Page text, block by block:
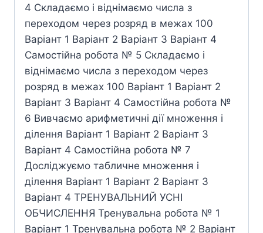
4 Складаємо і віднімаємо числа з
переходом через розряд в межах 100
Варіант 1 Варіант 2 Варіант 3 Варіант 4
Самостійна робота № 5 Складаємо і
віднімаємо числа з переходом через
розряд в межах 100 Варіант 1 Варіант 2
Варіант 3 Варіант 4 Самостійна робота №
6 Вивчаємо арифметичні дії множення і
ділення Варіант 1 Варіант 2 Варіант 3
Варіант 4 Самостійна робота № 7
Досліджуємо табличне множення і
ділення Варіант 1 Варіант 2 Варіант 3
Варіант 4 ТРЕНУВАЛЬНИЙ УСНІ
ОБЧИСЛЕННЯ Тренувальна робота № 1
Варіант 1 Тренувальна робота № 2 Варіант